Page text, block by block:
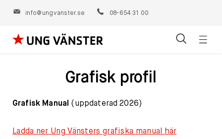
info@ungvanster.se 08-654 31 00
Hoppa
Grafisk profil
Grafisk Manual (uppdaterad 2026)
Ladda ner Ung Vänsters grafiska manual här